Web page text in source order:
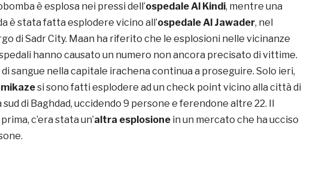
è esplosa nei pressi dell’ospedale Al Kindi, mentre una
è stata fatta esplodere vicino all’ospedale Al Jawader, nel
di Sadr City. Maan ha riferito che le esplosioni nelle vicinanze
hanno causato un numero non ancora precisato di vittime.
di sangue nella capitale irachena continua a proseguire. Solo ieri,
si sono fatti esplodere ad un check point vicino alla città di
sud di Baghdad, uccidendo 9 persone e ferendone altre 22. Il
c’era stata un’altra esplosione in un mercato che ha ucciso